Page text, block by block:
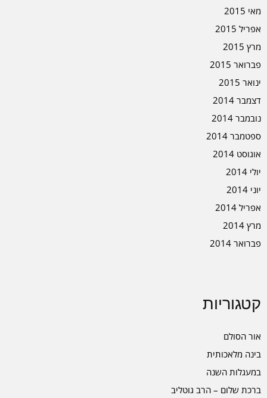
מאי 2015
אפריל 2015
מרץ 2015
פברואר 2015
ינואר 2015
דצמבר 2014
נובמבר 2014
ספטמבר 2014
אוגוסט 2014
יולי 2014
יוני 2014
אפריל 2014
מרץ 2014
פברואר 2014
קטגוריות
אור הסולם
בינה מלאכותית
במעגלות השנה
ברכת שלום – הרב גוטליב